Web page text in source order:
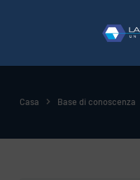
Casa Base di conoscenza